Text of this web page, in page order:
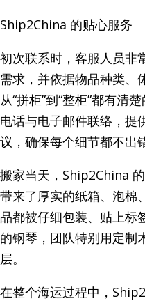
Ship2China 的贴心服务
初次联系时，客服人员非
需求，并依据物品种类、
从“拼柜”到“整柜”都有清
电话与电子邮件联络，提
议，确保每个细节都不出
搬家当天，Ship2China
带来了厚实的纸箱、泡棉
品都被仔细包装、贴上标
的钢琴，团队特别用定制
层。
在整个海运过程中，